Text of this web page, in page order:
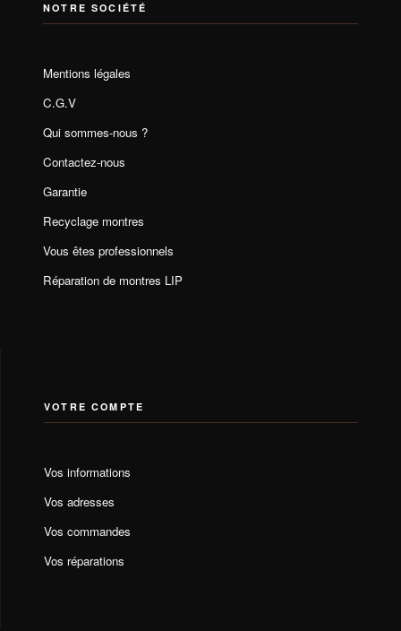
NOTRE SOCIÉTÉ
Mentions légales
C.G.V
Qui sommes-nous ?
Contactez-nous
Garantie
Recyclage montres
Vous êtes professionnels
Réparation de montres LIP
VOTRE COMPTE
Vos informations
Vos adresses
Vos commandes
Vos réparations